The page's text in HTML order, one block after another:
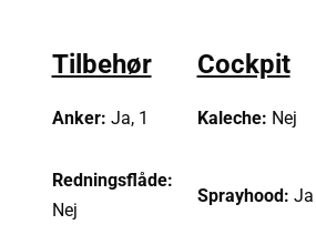
Tilbehør Cockpit
Anker: Ja, 1 Kaleche: Nej
Redningsflåde:
Nej
Sprayhood: Ja